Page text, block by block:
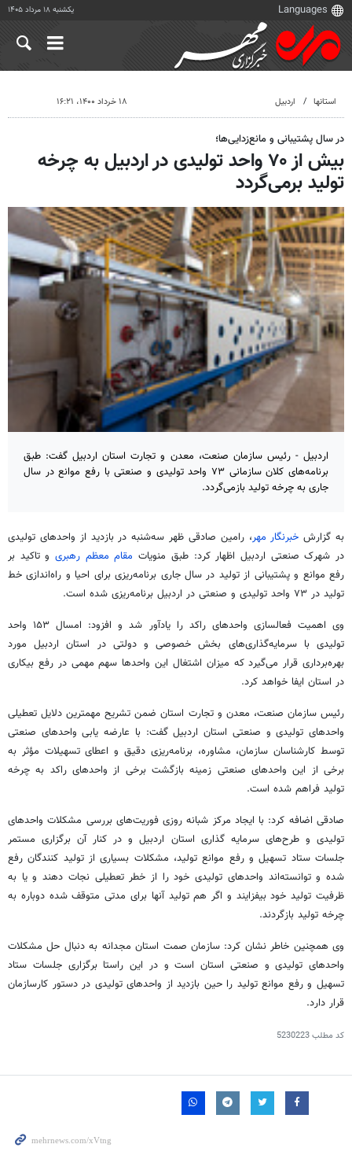
یکشنبه ۱۸ مرداد ۱۴۰۵
استانها اردبیل ۱۸ خرداد ۱۴۰۰، ۱۶:۲۱
در سال پشتیبانی و مانع‌زدایی‌ها؛
بیش از ۷۰ واحد تولیدی در اردبیل به چرخه
تولید برمی‌گردد
اردبیل - رئیس سازمان صنعت،‌ معدن و تجارت استان اردبیل گفت: طبق
برنامه‌های کلان سازمانی ۷۳ واحد تولیدی و صنعتی با رفع موانع در سال
جاری به چرخه تولید بازمی‌گردد.
به گزارشخبرنگار مهر، رامین صادقی ظهر سه‌شنبه در بازدید از واحدهای تولیدی
در شهرک صنعتی اردبیل اظهار کرد: طبق منویاتمقام معظم رهبریو تاکید بر
رفع موانع و پشتیبانی از تولید در سال جاری برنامه‌ریزی برای احیا و راه‌اندازی خط
تولید در ۷۳ واحد تولیدی و صنعتی در اردبیل برنامه‌ریزی شده است.
وی اهمیت فعالسازی واحدهای راکد را یادآور شد و افزود: امسال ۱۵۳ واحد
تولیدی با سرمایه‌گذاری‌های بخش خصوصی و دولتی در استان اردبیل مورد
بهره‌برداری قرار می‌گیرد که میزان اشتغال این واحدها سهم مهمی در رفع بیکاری
در استان ایفا خواهد کرد.
رئیس سازمان صنعت، معدن و تجارت استان ضمن تشریح مهمترین دلایل تعطیلی
واحدهای تولیدی و صنعتی استان اردبیل گفت: با عارضه یابی واحدهای صنعتی
توسط کارشناسان سازمان، مشاوره، برنامه‌ریزی دقیق و اعطای تسهیلات مؤثر به
برخی از این واحدهای صنعتی زمینه بازگشت برخی از واحدهای راکد به چرخه
تولید فراهم شده است.
صادقی اضافه کرد: با ایجاد مرکز شبانه روزی فوریت‌های بررسی مشکلات واحدهای
تولیدی و طرح‌های سرمایه گذاری استان اردبیل و در کنار آن برگزاری مستمر
جلسات ستاد تسهیل و رفع موانع تولید، مشکلات بسیاری از تولید کنندگان رفع
شده و توانسته‌اند واحدهای تولیدی خود را از خطر تعطیلی نجات دهند و یا به
ظرفیت تولید خود بیفزایند و اگر هم تولید آنها برای مدتی متوقف شده دوباره به
چرخه تولید بازگردند.
وی همچنین خاطر نشان کرد: سازمان صمت استان مجدانه به دنبال حل مشکلات
واحدهای تولیدی و صنعتی استان است و در این راستا برگزاری جلسات ستاد
تسهیل و رفع موانع تولید را حین بازدید از واحدهای تولیدی در دستور کارسازمان
قرار دارد.
کد مطلب5230223